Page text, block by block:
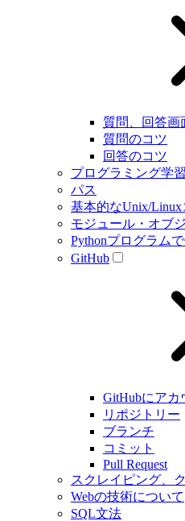
質問、回答画
質問のコツ
回答のコツ
プログラミング学
パス
基本的なUnix/Linux
モジュール・オブ
Pythonプログラム
GitHub
GitHubにアカ
リポジトリー
ブランチ
コミット
Pull Request
スクレイピング、
Webの技術について
SQL文法